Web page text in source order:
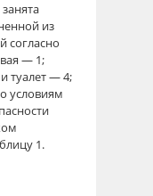
из
согласно
— 1;
туалет — 4;
условиям
1.